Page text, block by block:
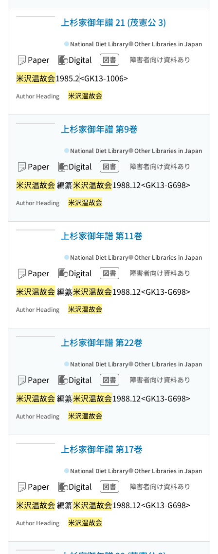
上杉家御年譜 21 (茂憲公 3)
Paper Digital 図書 障害者向け資料あり
米沢温故会1985.2<GK13-1006>
National Diet Library Other Libraries in Japan
Author Heading 米沢温故会
上杉家御年譜 第9巻
Paper Digital 図書 障害者向け資料あり
米沢温故会編纂米沢温故会1988.12<GK13-G698>
National Diet Library Other Libraries in Japan
Author Heading 米沢温故会
上杉家御年譜 第11巻
Paper Digital 図書 障害者向け資料あり
米沢温故会編纂米沢温故会1988.12<GK13-G698>
National Diet Library Other Libraries in Japan
Author Heading 米沢温故会
上杉家御年譜 第22巻
Paper Digital 図書 障害者向け資料あり
米沢温故会編纂米沢温故会1988.12<GK13-G698>
National Diet Library Other Libraries in Japan
Author Heading 米沢温故会
上杉家御年譜 第17巻
Paper Digital 図書 障害者向け資料あり
米沢温故会編纂米沢温故会1988.12<GK13-G698>
National Diet Library Other Libraries in Japan
Author Heading 米沢温故会